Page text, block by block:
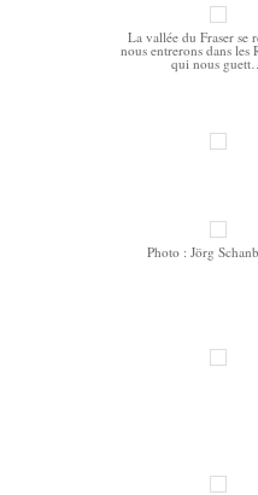
La vallée du Fraser se
nous entrerons dans les
qui nous guett…
Photo : Jörg